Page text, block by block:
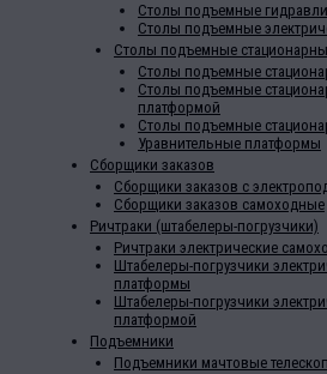
Столы подъемные
Столы подъемные
Столы подъемные
Столы подъемные
Столы подъемные
платформой
Столы подъемные
Уравнительные платформы
Сборщики заказов
Сборщики заказов с
Сборщики заказов самоходные
Ричтраки (штабелеры-погрузчики)
Ричтраки электрические
Штабелеры-погрузчики
платформы
Штабелеры-погрузчики
платформой
Подъемники
Подъемники мачтовые